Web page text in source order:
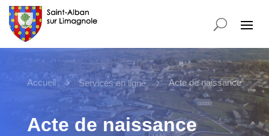
Accueil 5 Services en ligne 5 Acte de naissance
Acte de naissance